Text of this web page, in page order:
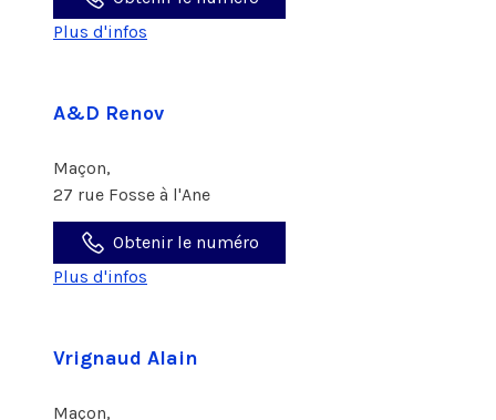
Plus d'infos
A&D Renov
Maçon,
27 rue Fosse à l'Ane
Obtenir le numéro
Plus d'infos
Vrignaud Alain
Maçon,